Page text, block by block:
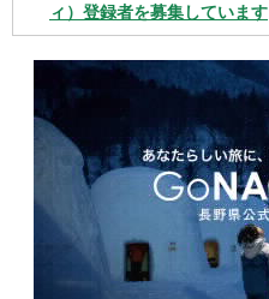
ィ）登録者を募集しています